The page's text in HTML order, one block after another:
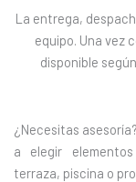
La entrega,
equipo. Una vez
disponible
¿Necesitas
a elegir
terraza, piscina o